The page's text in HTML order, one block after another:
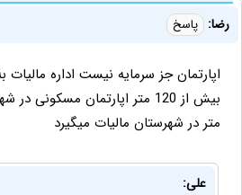
رضا: پاسخ
اپارتمان جز سرمایه نیست اداره مالیات
متر در شهرستان مالیات میگیرد
علی: